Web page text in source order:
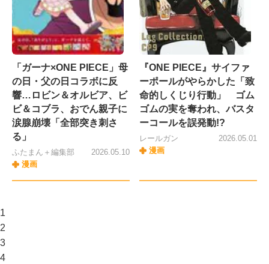
「ガーナ×ONE PIECE」母
の日・父の日コラボに反
響…ロビン＆オルビア、ビ
ビ＆コブラ、おでん親子に
涙腺崩壊「全部突き刺さ
る」
ふたまん＋編集部
漫画
2026.05.10
『ONE PIECE』サイファ
ーポールがやらかした「致
命的しくじり行動」 ゴム
ゴムの実を奪われ、バスタ
ーコールを誤発動!?
レールガン
漫画
2026.05.01
1
2
3
4